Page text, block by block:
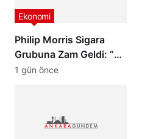
Philip Morris Sigara
Grubuna Zam Geldi: “En
Pahalı Sigara 140 TL
Ekonomi
1 gün önce